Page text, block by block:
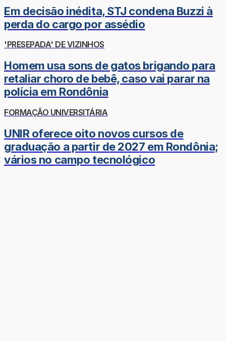
Em decisão inédita, STJ condena Buzzi à
perda do cargo por assédio
'PRESEPADA' DE VIZINHOS
Homem usa sons de gatos brigando para
retaliar choro de bebê, caso vai parar na
polícia em Rondônia
FORMAÇÃO UNIVERSITÁRIA
UNIR oferece oito novos cursos de
graduação a partir de 2027 em Rondônia;
vários no campo tecnológico